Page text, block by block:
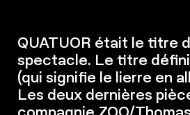
QUATUOR était le titre
spectacle. Le titre
(qui signifie le lierre en
Les deux dernières